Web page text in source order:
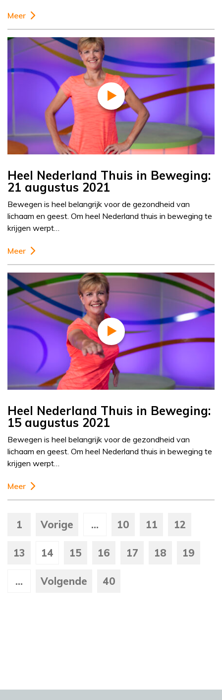
Meer
Heel Nederland Thuis in Beweging:
21 augustus 2021
Bewegen is heel belangrijk voor de gezondheid van
lichaam en geest. Om heel Nederland thuis in beweging te
krijgen werpt…
Meer
Heel Nederland Thuis in Beweging:
15 augustus 2021
Bewegen is heel belangrijk voor de gezondheid van
lichaam en geest. Om heel Nederland thuis in beweging te
krijgen werpt…
Meer
1 Vorige ... 10 11 12
13 14 15 16 17 18 19
... Volgende 40